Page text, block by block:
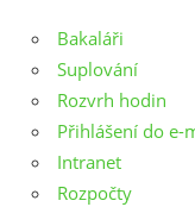
Bakaláři
Suplování
Rozvrh hodin
Přihlášení do e-
Intranet
Rozpočty